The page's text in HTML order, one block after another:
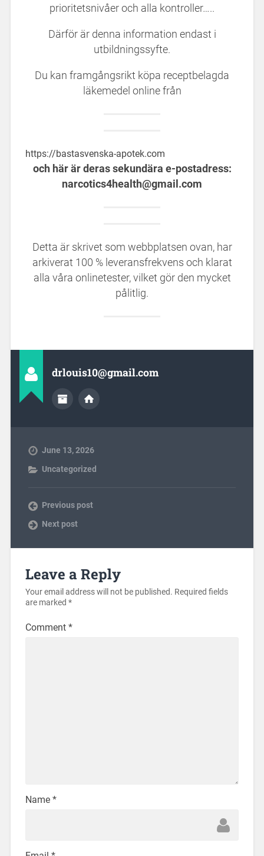
prioritetsnivåer och alla kontroller…..
Därför är denna information endast i
utbildningssyfte.
Du kan framgångsrikt köpa receptbelagda
läkemedel online från
https://bastasvenska-apotek.com
och här är deras sekundära e-postadress:
narcotics4health@gmail.com
Detta är skrivet som webbplatsen ovan, har
arkiverat 100 % leveransfrekvens och klarat
alla våra onlinetester, vilket gör den mycket
pålitlig.
drlouis10@gmail.com
June 13, 2026
Uncategorized
Previous post
Next post
Leave a Reply
Your email address will not be published. Required fields
are marked *
Comment *
Name *